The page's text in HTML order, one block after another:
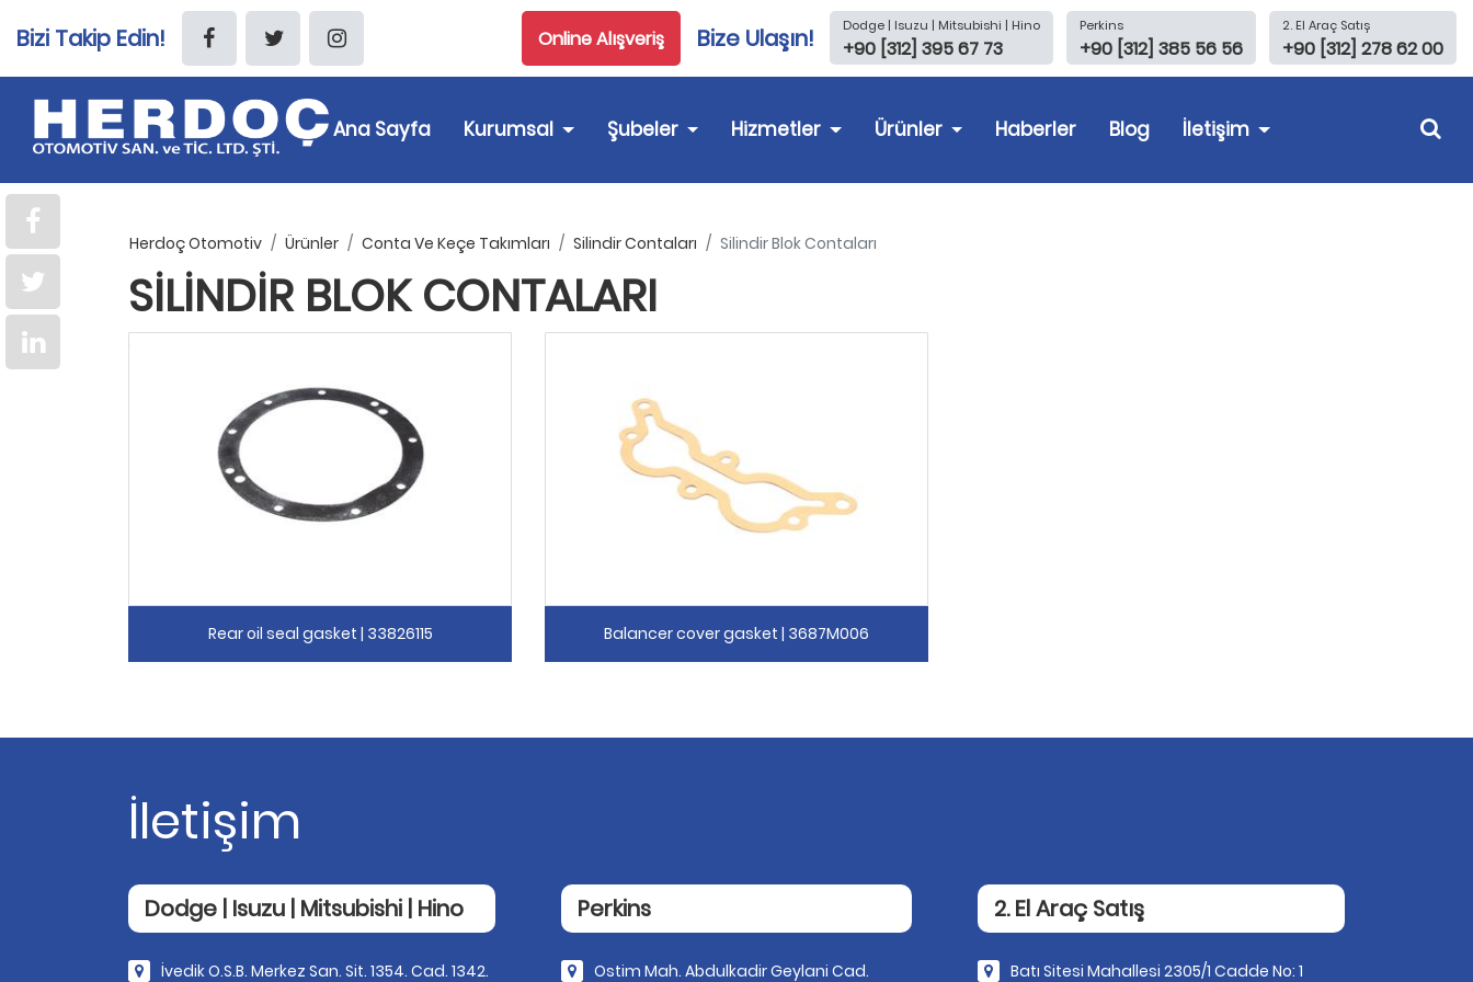
Bizi Takip Edin! 2. El Araç Satış
+90 [312] 278 62 00
Perkins
+90 [312] 385 56 56
Dodge | Isuzu | Mitsubishi | Hino
+90 [312] 395 67 73
Bize Ulaşın!
Online Alışveriş
Ana Sayfa Kurumsal Şubeler Hizmetler Ürünler Haberler Blog İletişim
Herdoç Otomotiv Ürünler Conta Ve Keçe Takımları Silindir Contaları Silindir Blok Contaları
SILINDIR BLOK CONTALARI
Rear oil seal gasket | 33826115 Balancer cover gasket | 3687M006
İletişim
Dodge | Isuzu | Mitsubishi | Hino
İvedik O.S.B. Merkez San. Sit. 1354. Cad. 1342.
Perkins
Ostim Mah. Abdulkadir Geylani Cad.
2. El Araç Satış
Batı Sitesi Mahallesi 2305/1 Cadde No: 1